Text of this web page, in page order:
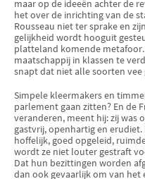
maar op de ideeën achter de
het over de inrichting van de
Rousseau niet ter sprake en
gelijkheid wordt hooguit
platteland komende
maatschappij in klassen te
snapt dat niet alle soorten vee
Simpele kleermakers en
parlement gaan zitten? En de
veranderen, meent hij: zij was
gastvrij, openhartig en
hoffelijk, goed opgeleid,
wordt ze niet louter gestraft
Dat hun bezittingen worden
dan ook gevaarlijk om van